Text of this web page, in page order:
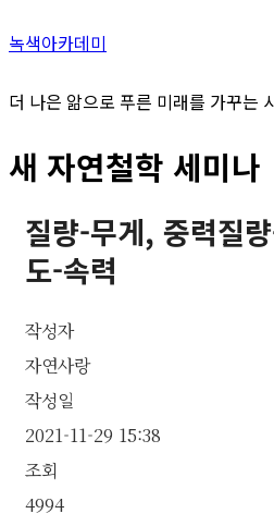
녹색아카데미
더 나은 앎으로 푸른 미래를 가꾸는
새 자연철학 세미나
질량-무게, 중력질
도-속력
작성자
자연사랑
작성일
2021-11-29 15:38
조회
4994